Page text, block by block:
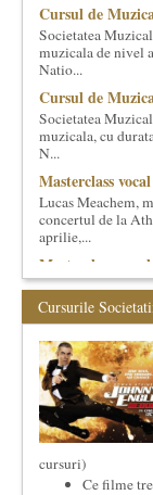
Cursul de
Societatea
muzicala de nivel
Natio...
Cursul de
Societatea
muzicala, cu
N...
Masterclass
Lucas Meachem,
concertul de la
aprilie,...
Masterclass
Lucas Meachem,
pentru a lua parte
Metropolita...
Cursul de
Societatea
Generala, de nivel
impreuna...
Cursul de
Societatea
cinematografica.
Cursurile
cursuri)
Ce filme